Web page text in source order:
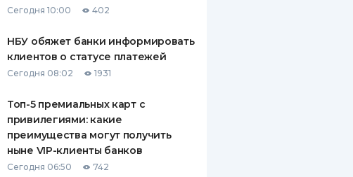
СТРАХОВАНИЮ
ВСЕ СТРАХОВЫЕ ПОЛИСЫ
ОТЗЫВЫ О СТРАХОВЫХ
КОМПАНИЯХ
Сегодня 10:00 402
НБУ обяжет банки информировать
клиентов о статусе платежей
Сегодня 08:02 1931
Топ-5 премиальных карт с
привилегиями: какие
преимущества могут получить
ныне VIP-клиенты банков
Сегодня 06:50 742